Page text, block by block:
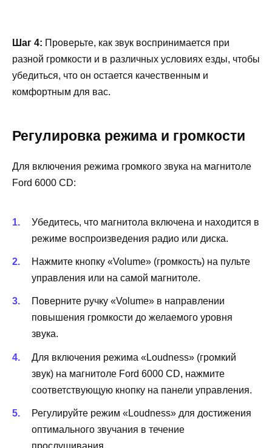
Шаг 4: Проверьте, как звук воспринимается при
разной громкости и в различных условиях езды, чтобы
убедиться, что он остается качественным и
комфортным для вас.
Регулировка режима и громкости
Для включения режима громкого звука на магнитоле
Ford 6000 CD:
Убедитесь, что магнитола включена и находится в
режиме воспроизведения радио или диска.
Нажмите кнопку «Volume» (громкость) на пульте
управления или на самой магнитоле.
Поверните ручку «Volume» в направлении
повышения громкости до желаемого уровня
звука.
Для включения режима «Loudness» (громкий
звук) на магнитоле Ford 6000 CD, нажмите
соответствующую кнопку на панели управления.
Регулируйте режим «Loudness» для достижения
оптимального звучания в течение
прослушивания.